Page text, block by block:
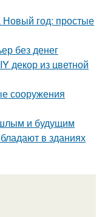
Новый год: простые
без денег
декор из цветной
сооружения
и будущим
в зданиях